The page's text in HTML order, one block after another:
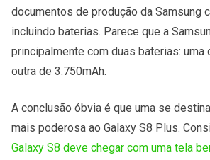
documentos de produção da Samsung
incluindo baterias. Parece que a
principalmente com duas baterias: uma
outra de 3.750mAh.
A conclusão óbvia é que uma se
mais poderosa ao Galaxy S8 Plus.
Galaxy S8 deve chegar com uma tela